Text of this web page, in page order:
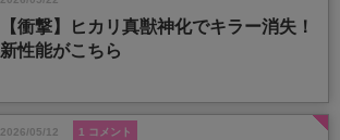
【衝撃】ヒカリ真獣神化でキラー消失！
新性能がこちら
2026/05/12 1 コメント